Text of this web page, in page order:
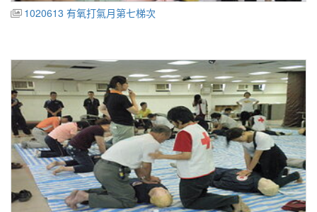
1020613 有氧打氣月第七梯次